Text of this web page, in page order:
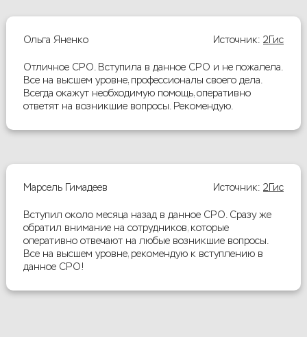
Ольга Яненко Источник:2Гис
Отличное СРО. Вступила в данное СРО и не пожалела.
Все на высшем уровне, профессионалы своего дела.
Всегда окажут необходимую помощь, оперативно
ответят на возникшие вопросы. Рекомендую.
Марсель Гимадеев Источник:2Гис
Вступил около месяца назад в данное СРО. Сразу же
обратил внимание на сотрудников, которые
оперативно отвечают на любые возникшие вопросы.
Все на высшем уровне, рекомендую к вступлению в
данное СРО!